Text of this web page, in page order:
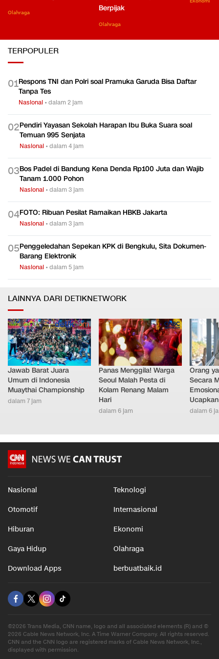
Olahraga
Berpijak
Olahraga
TERPOPULER
01Respons TNI dan Polri soal Pramuka Garuda Bisa Daftar
Tanpa Tes
Nasional •dalam 2 jam
02Pendiri Yayasan Sekolah Harapan Ibu Buka Suara soal
Temuan 995 Senjata
Nasional •dalam 4 jam
03Bos Padel di Bandung Kena Denda Rp100 Juta dan Wajib
Tanam 1.000 Pohon
Nasional •dalam 3 jam
04FOTO: Ribuan Pesilat Ramaikan HBKB Jakarta
Nasional •dalam 3 jam
05Penggeledahan Sepekan KPK di Bengkulu, Sita Dokumen-
Barang Elektronik
Nasional •dalam 5 jam
LAINNYA DARI DETIKNETWORK
Jawab Barat Juara
Umum di Indonesia
Muaythai Championship
dalam 7 jam
Panas Menggila! Warga
Seoul Malah Pesta di
Kolam Renang Malam
Hari
dalam 6 jam
Orang
Secara
dalam 6
Nasional Teknologi
Otomotif Internasional
Hiburan Ekonomi
Gaya Hidup Olahraga
Download Apps berbuatbaik.id
©2026 Trans Media, CNN name, logo and all associated elements (R) and ©
2026 Cable News Network, Inc. A Time Warner Company. All rights reserved.
CNN and the CNN logo are registered marks of Cable News Network, Inc.,
displayed with permission.